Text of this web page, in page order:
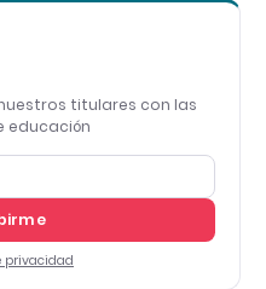
titulares con las
educación
privacidad